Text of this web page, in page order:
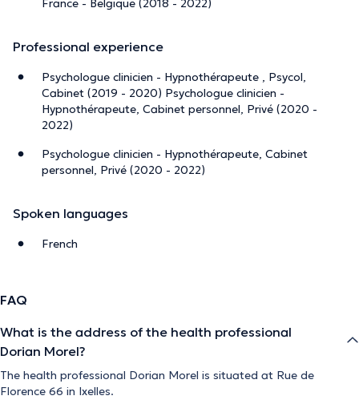
psychopathologie à l’Université libre de Bruxelles, j’ai
traumatiques.
Je me suis également formé à l’Hypnose Ericksonienne
auprès de l’Association Française de Nouvelle Hypnose,
aux côtés d’Evelyne Josse et Olivier Perrot.
Mon expertise me permet de vous accompagner dans la
gestion de diverses problématiques :
Troubles du comportement alimentaire
Troubles du sommeil
Traumatisme psychique et état de stress post-
Sevrage tabagique
Phobies
Stress et burn-out
Troubles émotionnels
Si vous souhaitez en savoir plus ou prendre rendez-vous,
Professional experience
Psychologue clinicien - Hypnothérapeute , Psycol,
Cabinet (2019 - 2020) Psychologue clinicien -
Hypnothérapeute, Cabinet personnel, Privé (2020 -
2022)
Psychologue clinicien - Hypnothérapeute, Cabinet
personnel, Privé (2020 - 2022)
Spoken languages
French
FAQ
What is the address of the health professional
Dorian Morel?
The health professional Dorian Morel is situated at Rue de
Florence 66 in Ixelles.